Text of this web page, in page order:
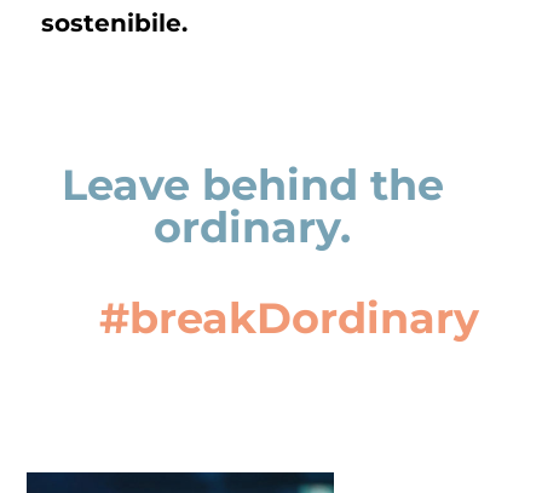
sostenibile.
Leave behind the
ordinary.
#breakDordinary